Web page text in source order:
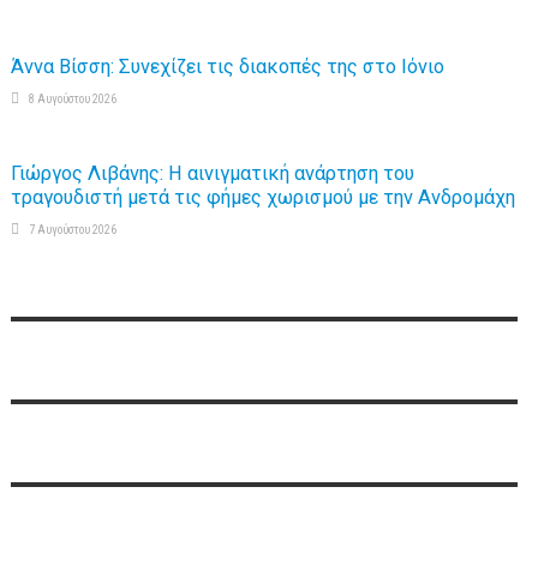
Άννα Βίσση: Συνεχίζει τις διακοπές της στο Ιόνιο
8 Αυγούστου 2026
Γιώργος Λιβάνης: Η αινιγματική ανάρτηση του
τραγουδιστή μετά τις φήμες χωρισμού με την Ανδρομάχη
7 Αυγούστου 2026